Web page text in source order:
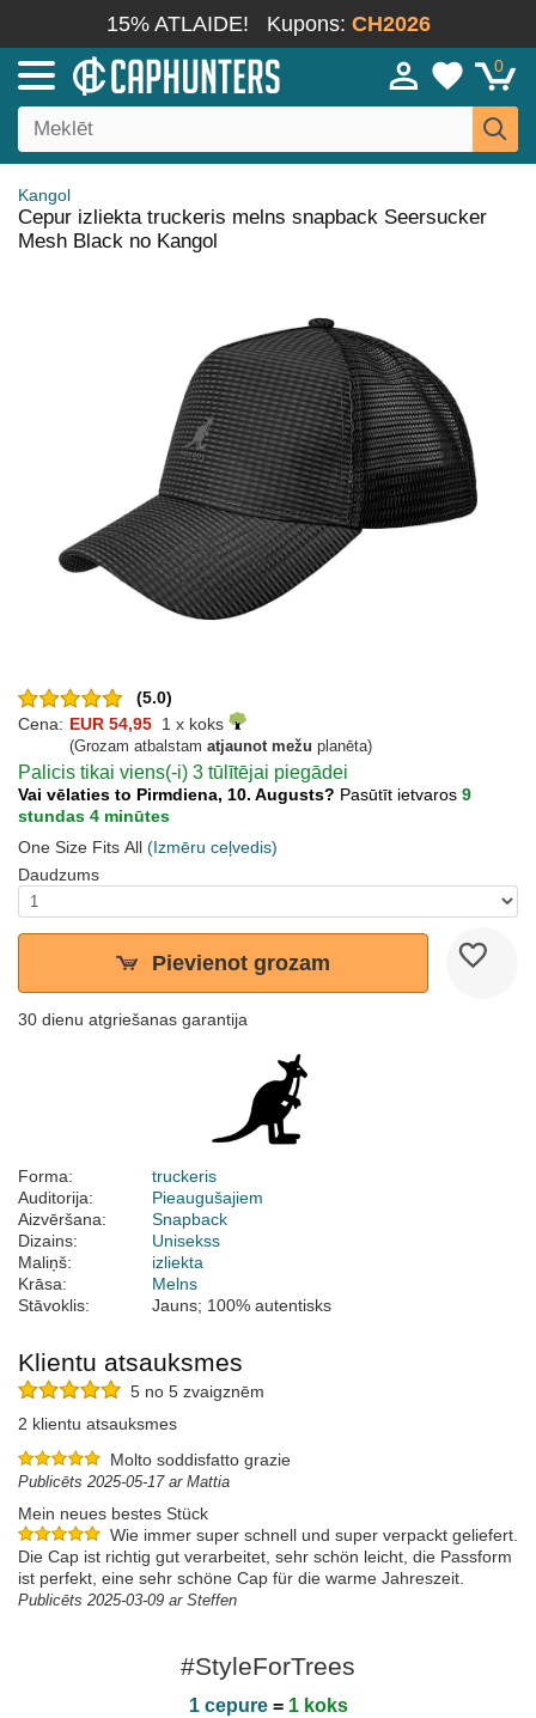
15% ATLAIDE! Kupons: CH2026
0
Kangol
Cepur izliekta truckeris melns snapback Seersucker
Mesh Black no Kangol
(5.0)
Cena: EUR 54,95 1 x koks
(Grozam atbalstam atjaunot mežu planēta)
Palicis tikai viens(-i) 3 tūlītējai piegādei
Vai vēlaties to Pirmdiena, 10. Augusts? Pasūtīt ietvaros 9
stundas 4 minūtes
One Size Fits All (Izmēru ceļvedis)
Daudzums
Pievienot grozam
30 dienu atgriešanas garantija
Forma:
truckeris
Auditorija:
Pieaugušajiem
Aizvēršana:
Snapback
Dizains:
Unisekss
Maliņš:
izliekta
Krāsa:
Melns
Stāvoklis:
Jauns; 100% autentisks
Klientu atsauksmes
5 no 5 zvaigznēm
2 klientu atsauksmes
Molto soddisfatto grazie
Publicēts 2025-05-17 ar Mattia
Mein neues bestes Stück
Wie immer super schnell und super verpackt geliefert.
Die Cap ist richtig gut verarbeitet, sehr schön leicht, die Passform
ist perfekt, eine sehr schöne Cap für die warme Jahreszeit.
Publicēts 2025-03-09 ar Steffen
#StyleForTrees
1 cepure= 1 koks